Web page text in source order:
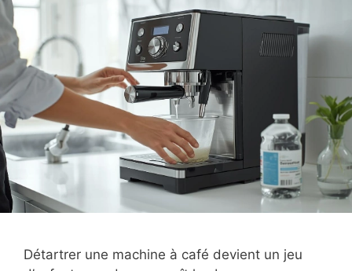
Détartrer une machine à café devient un jeu